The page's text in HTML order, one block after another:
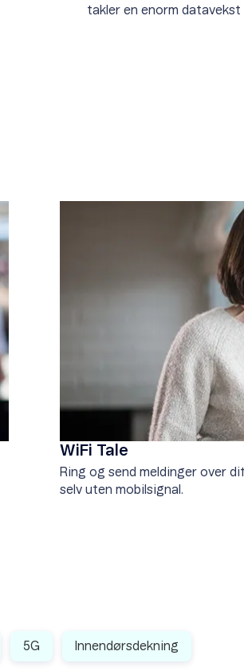
takler en enorm datavekst
WiFi Tale
Ring og send meldinger over
selv uten mobilsignal.
5G Innendørsdekning